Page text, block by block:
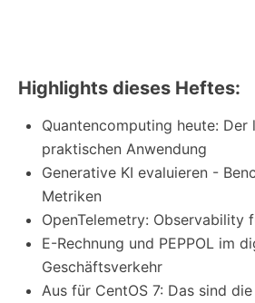
Highlights dieses Heftes:
Quantencomputing heute: Der
praktischen Anwendung
Generative KI evaluieren -
Metriken
OpenTelemetry: Observability
E-Rechnung und PEPPOL im
Geschäftsverkehr
Aus für CentOS 7: Das sind